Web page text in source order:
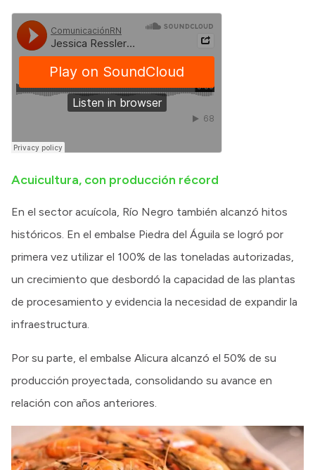
Acuicultura, con producción récord
En el sector acuícola, Río Negro también alcanzó hitos
históricos. En el embalse Piedra del Águila se logró por
primera vez utilizar el 100% de las toneladas autorizadas,
un crecimiento que desbordó la capacidad de las plantas
de procesamiento y evidencia la necesidad de expandir la
infraestructura.
Por su parte, el embalse Alicura alcanzó el 50% de su
producción proyectada, consolidando su avance en
relación con años anteriores.